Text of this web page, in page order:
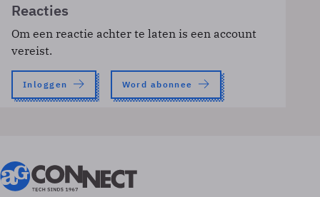
Reacties
Om een reactie achter te laten is een account
vereist.
Inloggen Word abonnee